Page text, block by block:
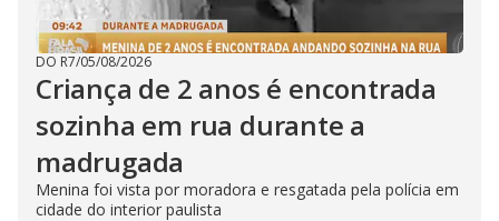
DO R7/05/08/2026
Criança de 2 anos é encontrada
sozinha em rua durante a
madrugada
Menina foi vista por moradora e resgatada pela polícia em
cidade do interior paulista